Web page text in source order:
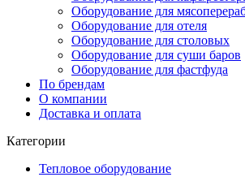
Оборудование для
Оборудование для отеля
Оборудование для столовых
Оборудование для суши баров
Оборудование для фастфуда
По брендам
О компании
Доставка и оплата
Категории
Тепловое оборудование